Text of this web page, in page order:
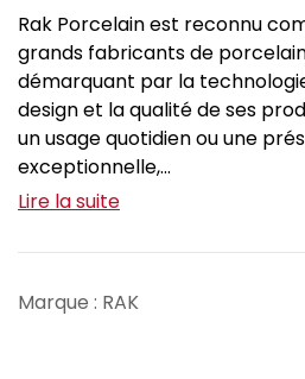
Rak Porcelain est reconnu
grands fabricants de
démarquant par la
design et la qualité de ses
un usage quotidien ou une
exceptionnelle,...
Lire la suite
Marque : RAK